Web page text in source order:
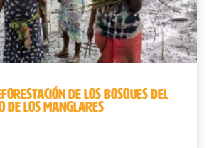
DE LOS BOSQUES DEL
DE LOS MANGLARES